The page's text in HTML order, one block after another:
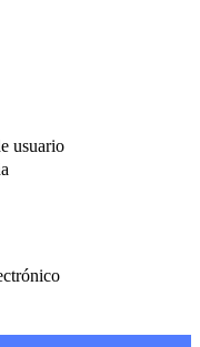
usuario